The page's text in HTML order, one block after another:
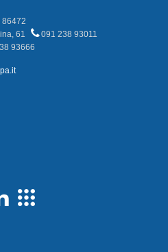
86472
61
091 238 93011
93666